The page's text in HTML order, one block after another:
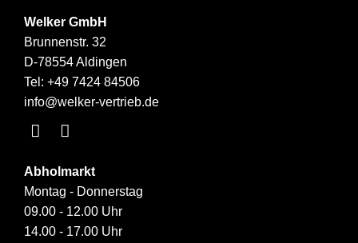
Welker GmbH
Brunnenstr. 32
D-78554 Aldingen
Tel: +49 7424 84506
info@welker-vertrieb.de
Abholmarkt
Montag - Donnerstag
09.00 - 12.00 Uhr
14.00 - 17.00 Uhr